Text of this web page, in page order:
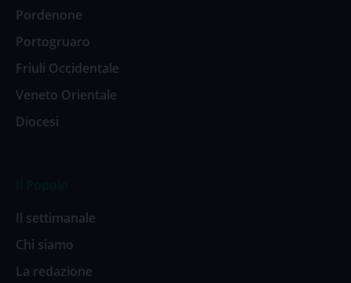
Pordenone
Portogruaro
Friuli Occidentale
Veneto Orientale
Diocesi
Il settimanale
Chi siamo
La redazione